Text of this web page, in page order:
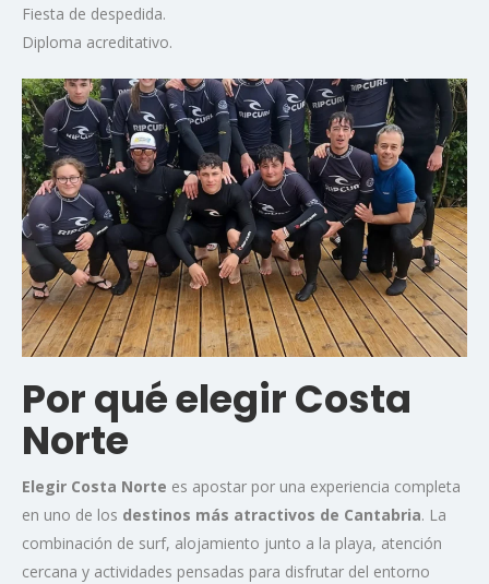
Fiesta de despedida.
Diploma acreditativo.
Por qué elegir Costa
Norte
Elegir Costa Norte es apostar por una experiencia completa
en uno de los destinos más atractivos de Cantabria. La
combinación de surf, alojamiento junto a la playa, atención
cercana y actividades pensadas para disfrutar del entorno